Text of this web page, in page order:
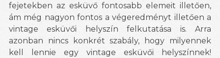
fejetekben az esküvő fontosabb elemeit illetően,
ám még nagyon fontos a végeredményt illetően a
vintage esküvői helyszín felkutatása is. Arra
azonban nincs konkrét szabály, hogy milyennek
kell lennie egy vintage esküvői helyszínnek!